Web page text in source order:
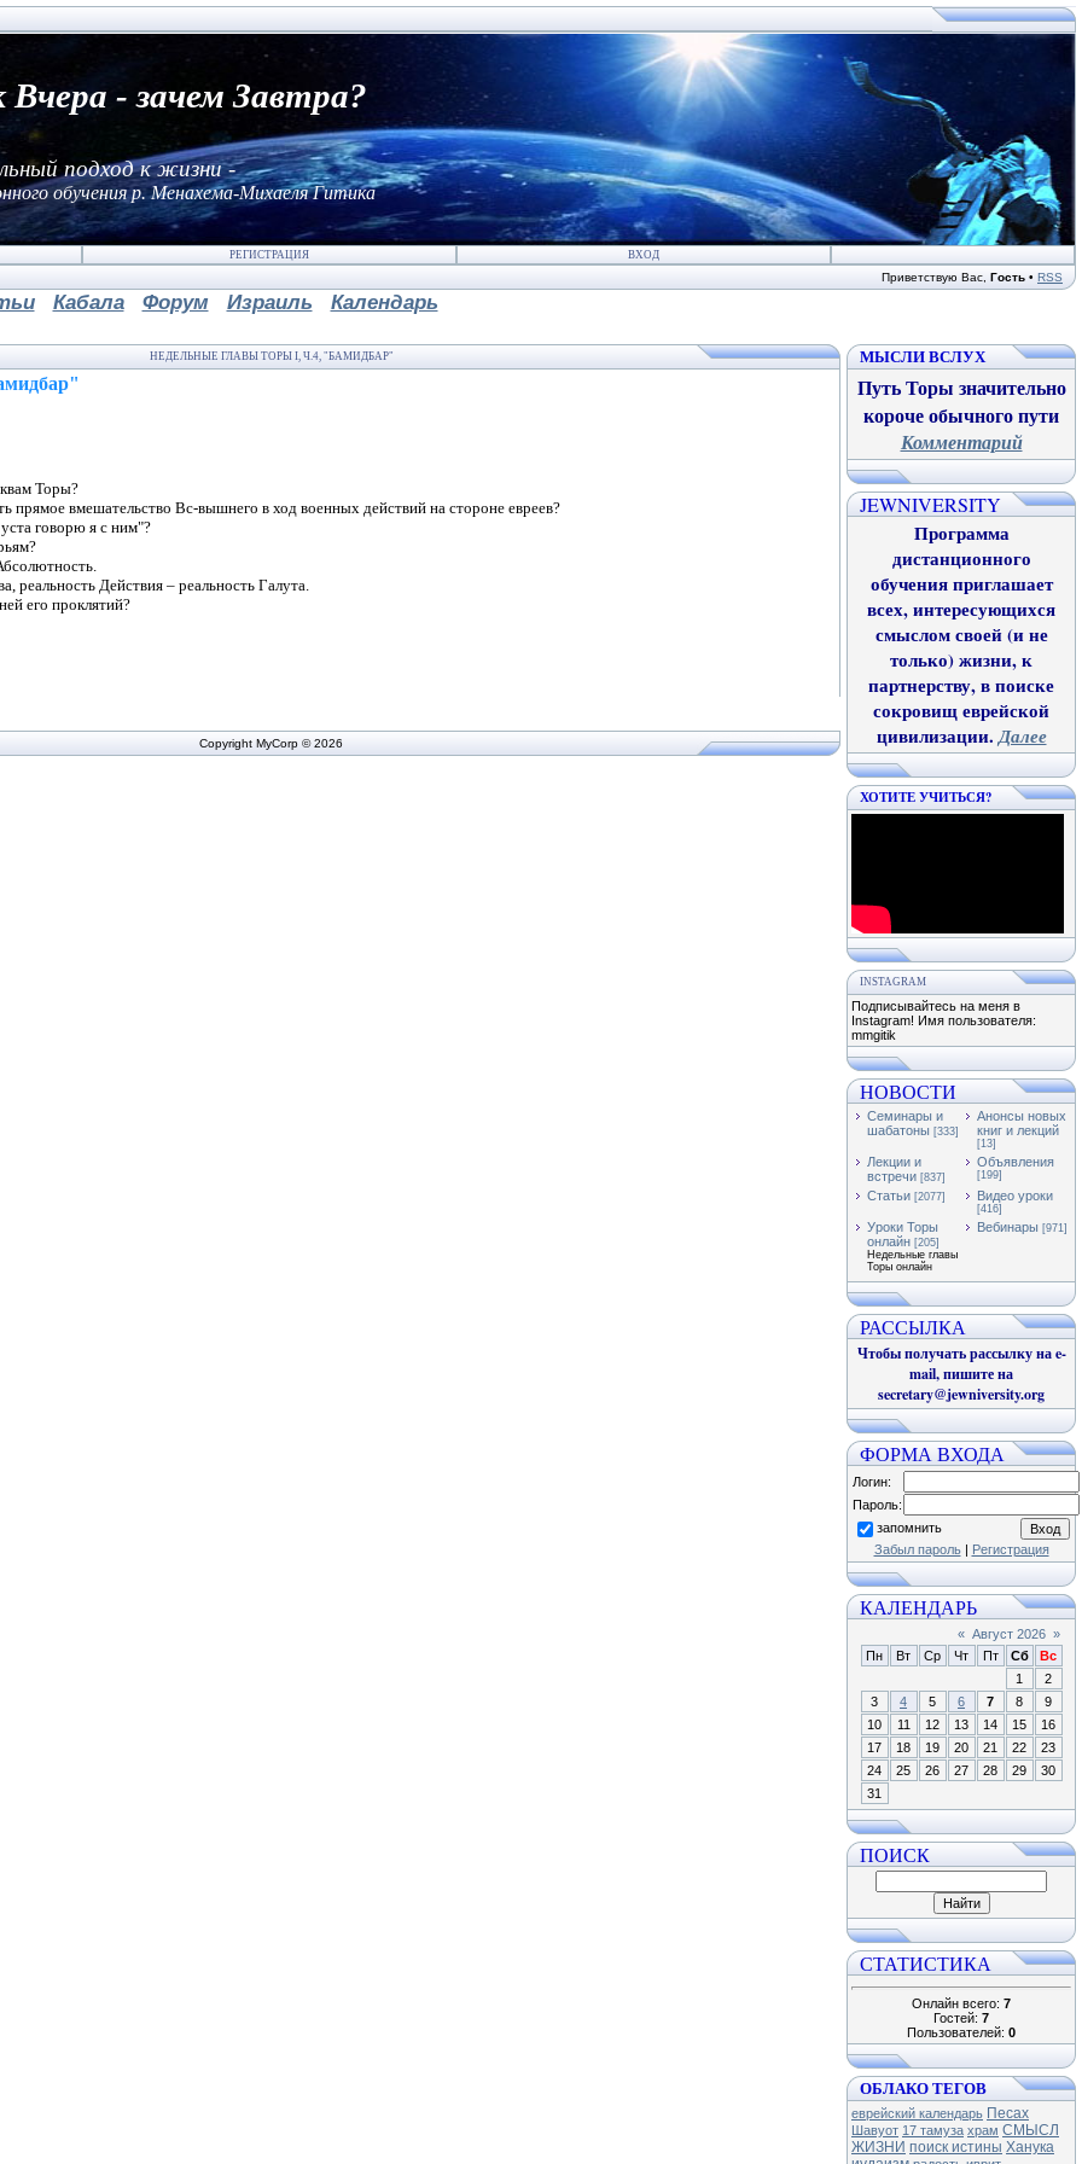
Вчера - зачем Завтра?
подход к жизни -
обучения р. Менахема-Михаеля Гитика
РЕГИСТРАЦИЯ ВХОД
Приветствую Вас Гость • RSS
Кабала Форум Израиль Календарь
НЕДЕЛЬНЫЕ ГЛАВЫ ТОРЫ I, Ч.4, "БАМИДБАР"
Торы?
прямое вмешательство Вс-вышнего в ход военных действий на стороне евреев?
говорю я с ним"?
реальность Действия – реальность Галута.
его проклятий?
Copyright MyCorp © 2026
МЫСЛИ ВСЛУХ
Путь Торы значительно
короче обычного пути
Комментарий
JEWNIVERSITY
Программа
дистанционного
обучения приглашает
всех, интересующихся
смыслом своей (и не
только) жизни, к
партнерству, в поиске
сокровищ еврейской
цивилизации.Далее
ХОТИТЕ УЧИТЬСЯ?
INSTAGRAM
Подписывайтесь на меня в
Instagram! Имя пользователя:
mmgitik
НОВОСТИ
Семинары и
шабатоны [333]
Анонсы новых
книг и лекций
[13]
Лекции и
встречи [837]
Объявления
[199]
Статьи [2077] Видео уроки
[416]
Уроки Торы
онлайн [205]
Недельные главы
Торы онлайн
Вебинары [971]
РАССЫЛКА
Чтобы получать рассылку на e-
mail, пишите на
secretary@jewniversity.org
ФОРМА ВХОДА
Логин:
Пароль:
запомнить
Забыл пароль| Регистрация
КАЛЕНДАРЬ
« Август 2026 »
Пн
Вт Ср Чт Пт Сб
Вс
1
2
3
4 5 6 7 8
9
10
11 12 13 14 15
16
17
18 19 20 21 22
23
24
25 26 27 28 29
30
31
ПОИСК
СТАТИСТИКА
Онлайн всего: 7
Гостей: 7
Пользователей: 0
ОБЛАКО ТЕГОВ
еврейский календарь Песах
Шавуот 17 тамуза храм СМЫСЛ
ЖИЗНИ поиск истины Ханука